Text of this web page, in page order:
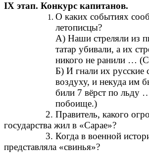
IX этап. Конкурс капитанов.
О каких событиях
летописцы?
А) Наши стреляли из
татар убивали, а их
никого не ранили …
Б) И гнали их русские
воздуху, и некуда им
били 7 вёрст по льду
побоище.)
2. Правитель, какого
государства жил в «Сарае»?
3. Когда в военной
представляла «свинья»?